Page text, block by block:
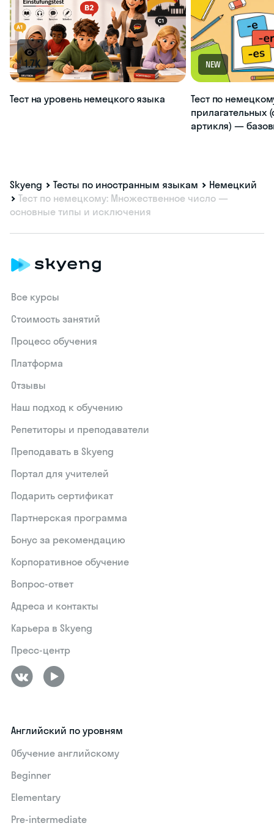
1.7K
Тест на уровень немецкого языка
NEW
Тест по
прилагательных
артикля) —
Skyeng Тесты по иностранным языкам
Немецкий
Тест по немецкому: Множественное число —
основные типы и исключения
Все курсы
Стоимость занятий
Процесс обучения
Платформа
Отзывы
Наш подход к обучению
Репетиторы и преподаватели
Преподавать в Skyeng
Портал для учителей
Подарить сертификат
Партнерская программа
Бонус за рекомендацию
Корпоративное обучение
Вопрос-ответ
Адреса и контакты
Карьера в Skyeng
Пресс-центр
Английский по уровням
Обучение английскому
Beginner
Elementary
Pre-intermediate